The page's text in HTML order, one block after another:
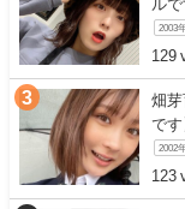
ルで
2003
129
畑
です
2002
123